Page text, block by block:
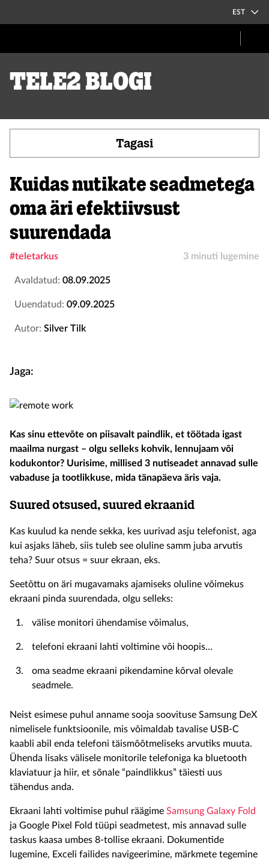
EST
Tele2 blogi
Tagasi
Kuidas nutikate seadmetega
oma äri efektiivsust
suurendada
#teletarkus 3 minuti lugemine
Avaldatud: 08.09.2025
Uuendatud: 09.09.2025
Autor: Silver Tilk
Jaga:
Kas sinu ettevõte on piisavalt paindlik, et töötada igast
maailma nurgast – olgu selleks kohvik, lennujaam või
kodukontor? Uurisime, millised 3 nutiseadet annavad sulle
vabaduse ja tootlikkuse, mida tänapäeva äris vaja.
Suured otsused, suured ekraanid
Kas kuulud ka nende sekka, kes uurivad asju telefonist, aga
kui asjaks läheb, siis tuleb see oluline samm juba arvutis
teha? Suur otsus = suur ekraan, eks.
Seetõttu on äri mugavamaks ajamiseks oluline võimekus
ekraani pinda suurendada, olgu selleks:
välise monitori ühendamise võimalus,
telefoni ekraani lahti voltimine või hoopis…
oma seadme ekraani pikendamine kõrval olevale
seadmele.
Neist esimese puhul anname sooja soovituse Samsung DeX
nimelisele funktsioonile, mis võimaldab tavalise USB-C
kaabli abil enda telefoni täismõõtmeliseks arvutiks muuta.
Ühenda lisaks välisele monitorile telefoniga ka bluetooth
klaviatuur ja hiir, et sõnale “paindlikkus” täiesti uus
tähendus anda.
Ekraani lahti voltimise puhul räägime Samsung Galaxy Fold
ja Google Pixel Fold tüüpi seadmetest, mis annavad sulle
taskus kaasa umbes 8-tollise ekraani. Dokumentide
lugemine, Exceli failides navigeerimine, märkmete tegemine